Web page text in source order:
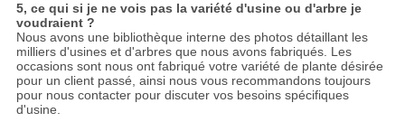
5, ce qui si je ne vois pas la variété d'usine ou d'arbre je
voudraient ?
Nous avons une bibliothèque interne des photos détaillant les
milliers d'usines et d'arbres que nous avons fabriqués. Les
occasions sont nous ont fabriqué votre variété de plante désirée
pour un client passé, ainsi nous vous recommandons toujours
pour nous contacter pour discuter vos besoins spécifiques
d'usine.